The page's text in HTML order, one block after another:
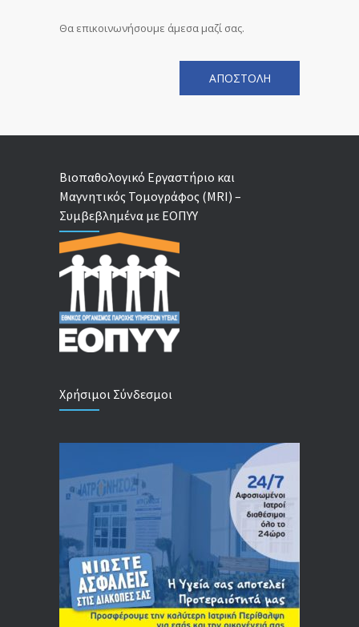
Θα επικοινωνήσουμε άμεσα μαζί σας.
Βιοπαθολογικό Εργαστήριο και
Μαγνητικός Τομογράφος (MRI) –
Συμβεβλημένα με ΕΟΠΥΥ
Χρήσιμοι Σύνδεσμοι